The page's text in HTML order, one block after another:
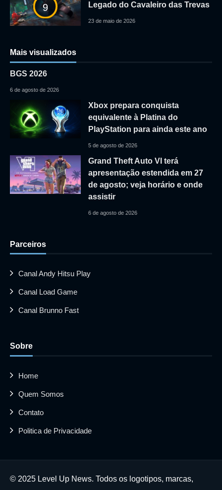
9
Legado do Cavaleiro das Trevas
23 de maio de 2026
Mais visualizados
BGS 2026
6 de agosto de 2026
Xbox prepara conquista
equivalente à Platina do
PlayStation para ainda este ano
5 de agosto de 2026
Grand Theft Auto VI terá
apresentação estendida em 27
de agosto; veja horário e onde
assistir
6 de agosto de 2026
Parceiros
Canal Andy Hitsu Play
Canal Load Game
Canal Brunno Fast
Sobre
Home
Quem Somos
Contato
Politica de Privacidade
© 2025 Level Up News. Todos os logotipos, marcas,